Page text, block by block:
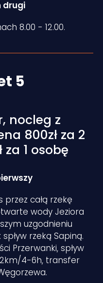
drugi
8.00 - 12.00.
5
nocleg z
800zł za 2
za 1 osobę
całą rzekę
wody Jeziora
uzgodnieniu
rzeką Sapiną.
Przerwanki, spływ
4-6h, transfer